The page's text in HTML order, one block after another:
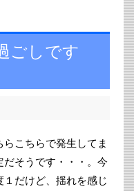
ごしです
こちらで発生してま
そうです・・・。今
だけど、揺れを感じ